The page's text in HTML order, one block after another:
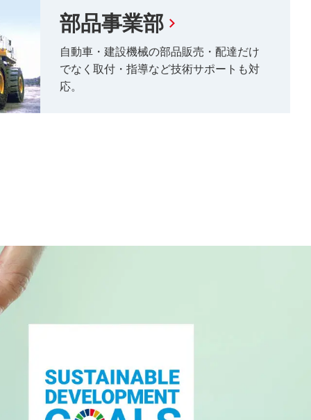
部品事業部
自動車・建設機械の部品販売・配達だけ
でなく取付・指導など技術サポートも対
応。